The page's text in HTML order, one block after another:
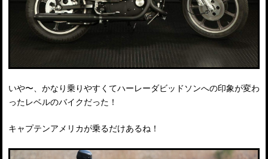
いや〜、かなり乗りやすくてハーレーダビッドソンへの印象が変わ
ったレベルのバイクだった！
キャプテンアメリカが乗るだけあるね！